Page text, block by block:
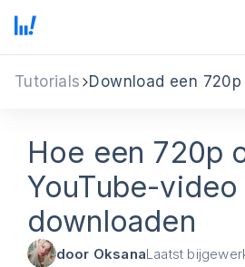
Tutorials
Hoe een 720p
YouTube-
downloaden
door OksanaLaatst